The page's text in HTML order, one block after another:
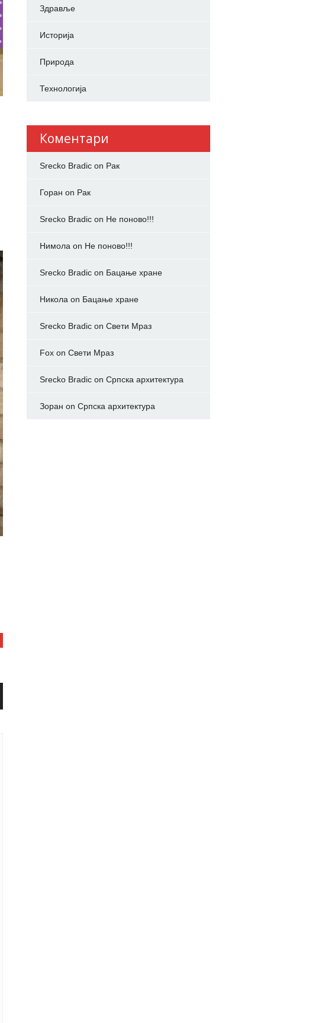
Здравље
Историја
Природа
Технологија
Коментари
Srecko Bradicon Рак
Горан on Рак
Srecko Bradicon Не поново!!!
Нимола on Не поново!!!
Srecko Bradicon Бацање хране
Никола on Бацање хране
Srecko Bradicon Свети Мраз
Foxon Свети Мраз
Srecko Bradicon Српска архитектура
Зоран on Српска архитектура